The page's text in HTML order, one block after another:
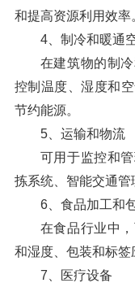
和提高资源利用效率
4、制冷和暖通
在建筑物的制
控制温度、湿度和
节约能源。
5、运输和物流
可用于监控和
拣系统、智能交通管
6、食品加工和
在食品行业中
和湿度、包装和标签
7、医疗设备